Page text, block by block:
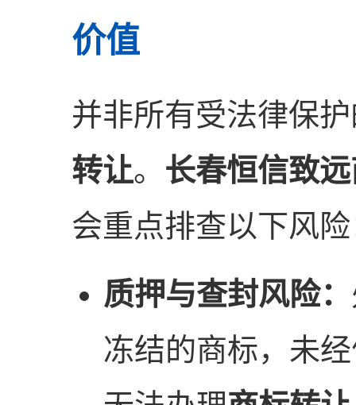
价值
并非所有受法律保
转让。 长春恒信致
会重点排查以下风
质押与查封风险：
冻结的商标，未